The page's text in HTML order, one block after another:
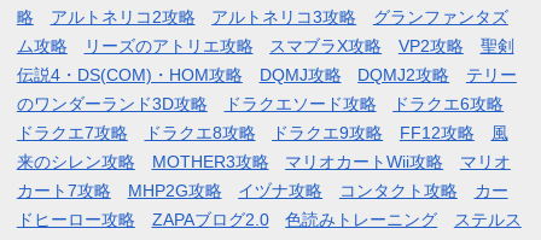
略
アルトネリコ2攻略 アルトネリコ3攻略
グランファンタズ
ム攻略
リーズのアトリエ攻略 スマブラX攻略 VP2攻略
聖剣
伝説4・DS(COM)・HOM攻略
DQMJ攻略 DQMJ2攻略
テリー
のワンダーランド3D攻略
ドラクエソード攻略
ドラクエ6攻略
ドラクエ7攻略
ドラクエ8攻略 ドラクエ9攻略 FF12攻略
風
来のシレン攻略
MOTHER3攻略 マリオカートWii攻略
マリオ
カート7攻略
MHP2G攻略 イヅナ攻略 コンタクト攻略
カー
ドヒーロー攻略
ZAPAブログ2.0 色読みトレーニング
ステルス